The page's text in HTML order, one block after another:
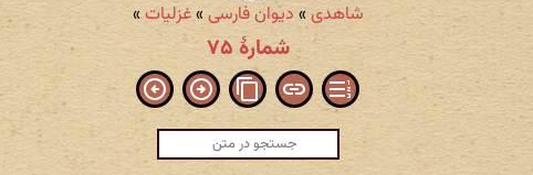
شاهدی» دیوان فارسی»غزلیات»
شمارهٔ ۷۵